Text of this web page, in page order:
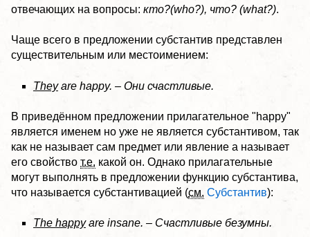
отвечающих на вопросы: кто?(who?), что? (what?).
Чаще всего в предложении субстантив представлен
существительным или местоимением:
Theyare happy. – Они счастливые.
В приведённом предложении прилагательное "happy"
является именем но уже не является субстантивом, так
как не называет сам предмет или явление а называет
его свойство т.е. какой он. Однако прилагательные
могут выполнять в предложении функцию субстантива,
что называется субстантивацией (см. Субстантив):
The happyare insane. – Счастливые безумны.